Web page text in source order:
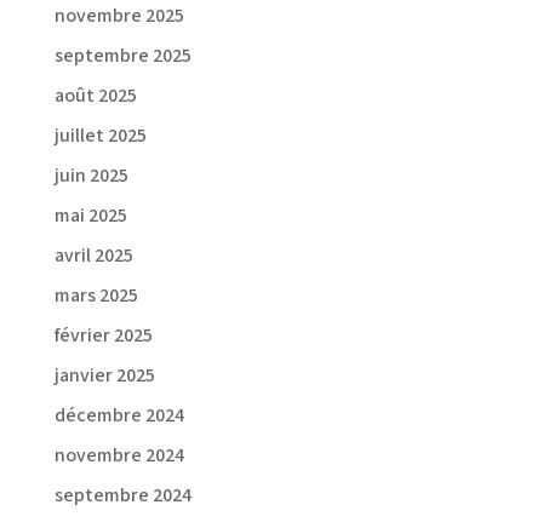
novembre 2025
septembre 2025
août 2025
juillet 2025
juin 2025
mai 2025
avril 2025
mars 2025
février 2025
janvier 2025
décembre 2024
novembre 2024
septembre 2024